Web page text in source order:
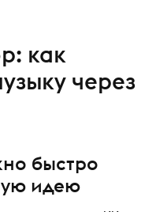
как
через
быстро
идею